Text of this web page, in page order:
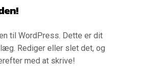
til WordPress. Dette er dit
Rediger eller slet det, og
med at skrive!